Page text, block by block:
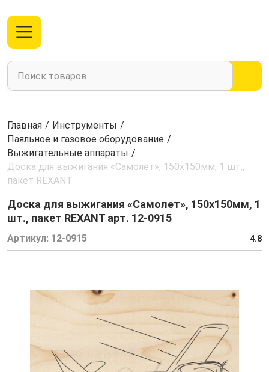
Главная / Инструменты /
Паяльное и газовое оборудование /
Выжигательные аппараты /
Доска для выжигания «Самолет», 150х150мм, 1 шт.,
пакет REXANT
Доска для выжигания «Самолет», 150х150мм, 1
шт., пакет REXANT арт. 12-0915
Артикул: 12-0915 4.8